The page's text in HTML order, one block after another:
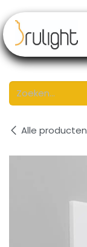
Alle producten